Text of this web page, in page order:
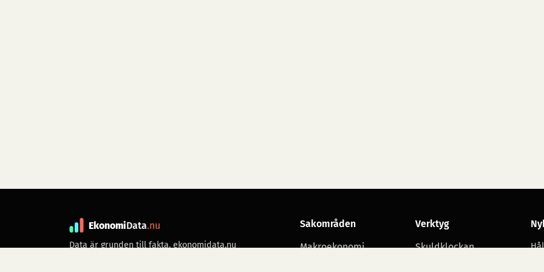
EkonomiData.nu
Data är grunden till fakta. ekonomidata.nu
Sakområden
Makroekonomi
Verktyg
Skuldklockan